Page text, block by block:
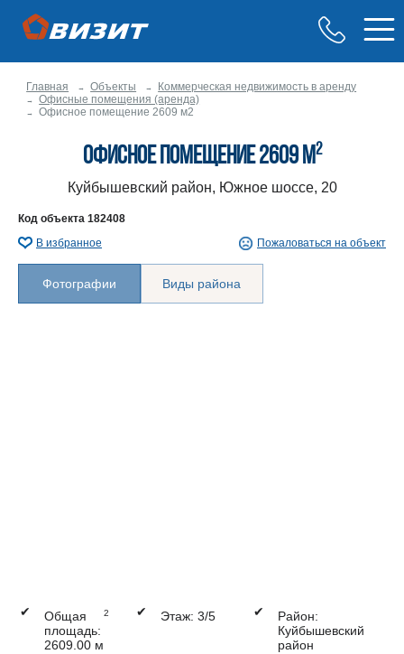
Главная Объекты
Коммерческая недвижимость в аренду
Офисные помещения (аренда)
Офисное помещение 2609 м2
Офисное помещение 2609 м2
Куйбышевский район, Южное шоссе, 20
Код объекта 182408
В избранное
Пожаловаться на объект
Фотографии Виды района
✔
Общая
площадь:
2609.00 м
2 ✔ Этаж: 3/5 ✔
Район:
Куйбышевский
район